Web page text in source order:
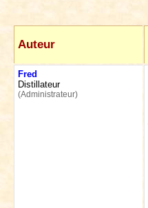
Auteur
Fred
Distillateur
(Administrateur)